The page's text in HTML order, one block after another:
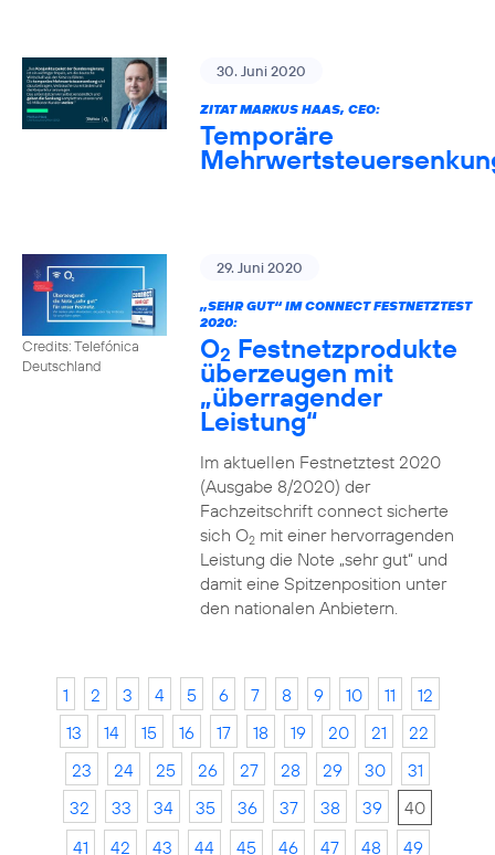
30. Juni 2020
ZITAT MARKUS HAAS, CEO:
Temporäre
Credits: Telefónica
Deutschland
29. Juni 2020
„SEHR GUT“ IM CONNECT FESTNETZTEST
2020:
O2 Festnetzprodukte
überzeugen mit
„überragender
Leistung“
Im aktuellen Festnetztest 2020
(Ausgabe 8/2020) der
Fachzeitschrift connect sicherte
sich O2mit einer hervorragenden
Leistung die Note „sehr gut“ und
damit eine Spitzenposition unter
den nationalen Anbietern.
1 2 3 4 5 6 7 8 9 10 11
12
13
14 15 16 17 18 19 20 21
22
23
24 25 26 27 28 29 30
31
32
33 34 35 36 37 38 39
40
41
42 43 44 45 46 47 48 49